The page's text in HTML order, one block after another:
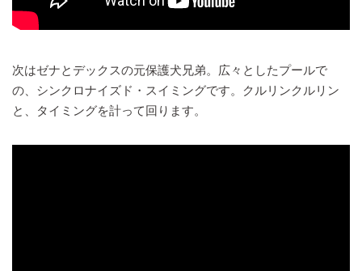
次はゼナとデックスの元保護犬兄弟。広々としたプールで
の、シンクロナイズド・スイミングです。クルリンクルリン
と、タイミングを計って回ります。